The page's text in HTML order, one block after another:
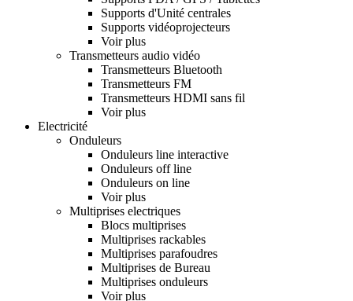
Supports d'Unité centrales
Supports vidéoprojecteurs
Voir plus
Transmetteurs audio vidéo
Transmetteurs Bluetooth
Transmetteurs FM
Transmetteurs HDMI sans fil
Voir plus
Electricité
Onduleurs
Onduleurs line interactive
Onduleurs off line
Onduleurs on line
Voir plus
Multiprises electriques
Blocs multiprises
Multiprises rackables
Multiprises parafoudres
Multiprises de Bureau
Multiprises onduleurs
Voir plus